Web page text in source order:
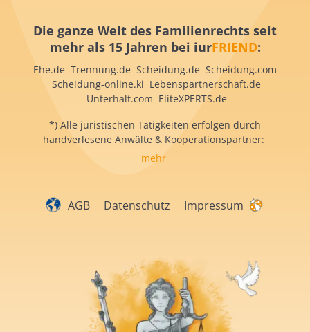
Die ganze Welt des Familienrechts seit
mehr als 15 Jahren bei iurFRIEND:
Ehe.de Trennung.de Scheidung.de Scheidung.com
Scheidung-online.ki Lebenspartnerschaft.de
Unterhalt.com EliteXPERTS.de
*) Alle juristischen Tätigkeiten erfolgen durch
handverlesene Anwälte & Kooperationspartner:
mehr
AGB Datenschutz Impressum